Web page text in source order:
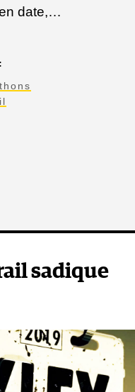
date,…
sadique